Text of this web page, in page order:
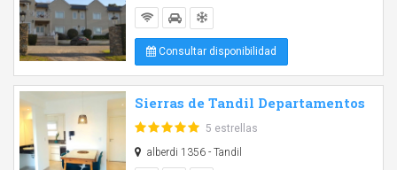
Consultar disponibilidad
Sierras de Tandil Departamentos
5 estrellas
alberdi 1356 - Tandil